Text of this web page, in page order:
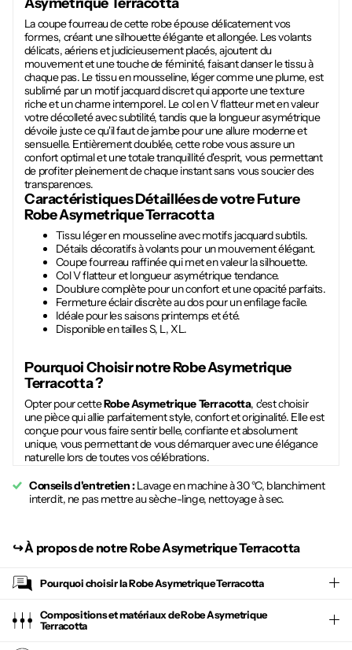
La coupe fourreau de cette robe épouse délicatement vos
formes, créant une silhouette élégante et allongée. Les volants
délicats, aériens et judicieusement placés, ajoutent du
mouvement et une touche de féminité, faisant danser le tissu à
chaque pas. Le tissu en mousseline, léger comme une plume, est
sublimé par un motif jacquard discret qui apporte une texture
riche et un charme intemporel. Le col en V flatteur met en valeur
votre décolleté avec subtilité, tandis que la longueur asymétrique
dévoile juste ce qu'il faut de jambe pour une allure moderne et
sensuelle. Entièrement doublée, cette robe vous assure un
confort optimal et une totale tranquillité d'esprit, vous permettant
de profiter pleinement de chaque instant sans vous soucier des
transparences.
Caractéristiques Détaillées de votre Future
Robe Asymetrique Terracotta
Tissu léger en mousseline avec motifs jacquard subtils.
Détails décoratifs à volants pour un mouvement élégant.
Coupe fourreau raffinée qui met en valeur la silhouette.
Col V flatteur et longueur asymétrique tendance.
Doublure complète pour un confort et une opacité parfaits.
Fermeture éclair discrète au dos pour un enfilage facile.
Idéale pour les saisons printemps et été.
Disponible en tailles S, L, XL.
Pourquoi Choisir notreRobe Asymetrique
Terracotta?
Opter pour cetteRobe Asymetrique Terracotta, c'est choisir
une pièce qui allie parfaitement style, confort et originalité. Elle est
conçue pour vous faire sentir belle, confiante et absolument
unique, vous permettant de vous démarquer avec une élégance
naturelle lors de toutes vos célébrations.
Conseils d'entretien :Lavage en machine à 30 °C, blanchiment
interdit, ne pas mettre au sèche-linge, nettoyage à sec.
↪︎À propos de notre Robe Asymetrique Terracotta
Pourquoi choisir laRobe Asymetrique Terracotta
Compositions et matériaux de Robe Asymetrique
Terracotta